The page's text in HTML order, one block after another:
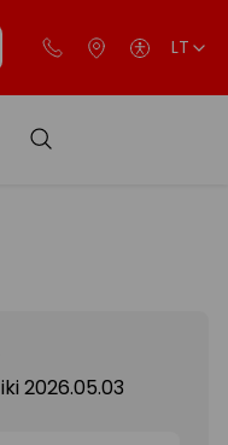
LT
iki 2026.05.03